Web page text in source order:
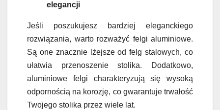
elegancji
Jeśli poszukujesz bardziej eleganckiego
rozwiązania, warto rozważyć felgi aluminiowe.
Są one znacznie lżejsze od felg stalowych, co
ułatwia przenoszenie stolika. Dodatkowo,
aluminiowe felgi charakteryzują się wysoką
odpornością na korozję, co gwarantuje trwałość
Twojego stolika przez wiele lat.